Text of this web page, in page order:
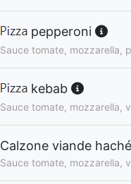
pepperoni
Sauce tomate, mozzarella,
kebab
Sauce tomate, mozzarella,
Calzone viande
Sauce tomate, mozzarella,